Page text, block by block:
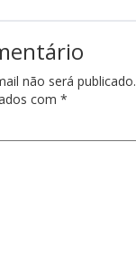
não será publicado.
com *